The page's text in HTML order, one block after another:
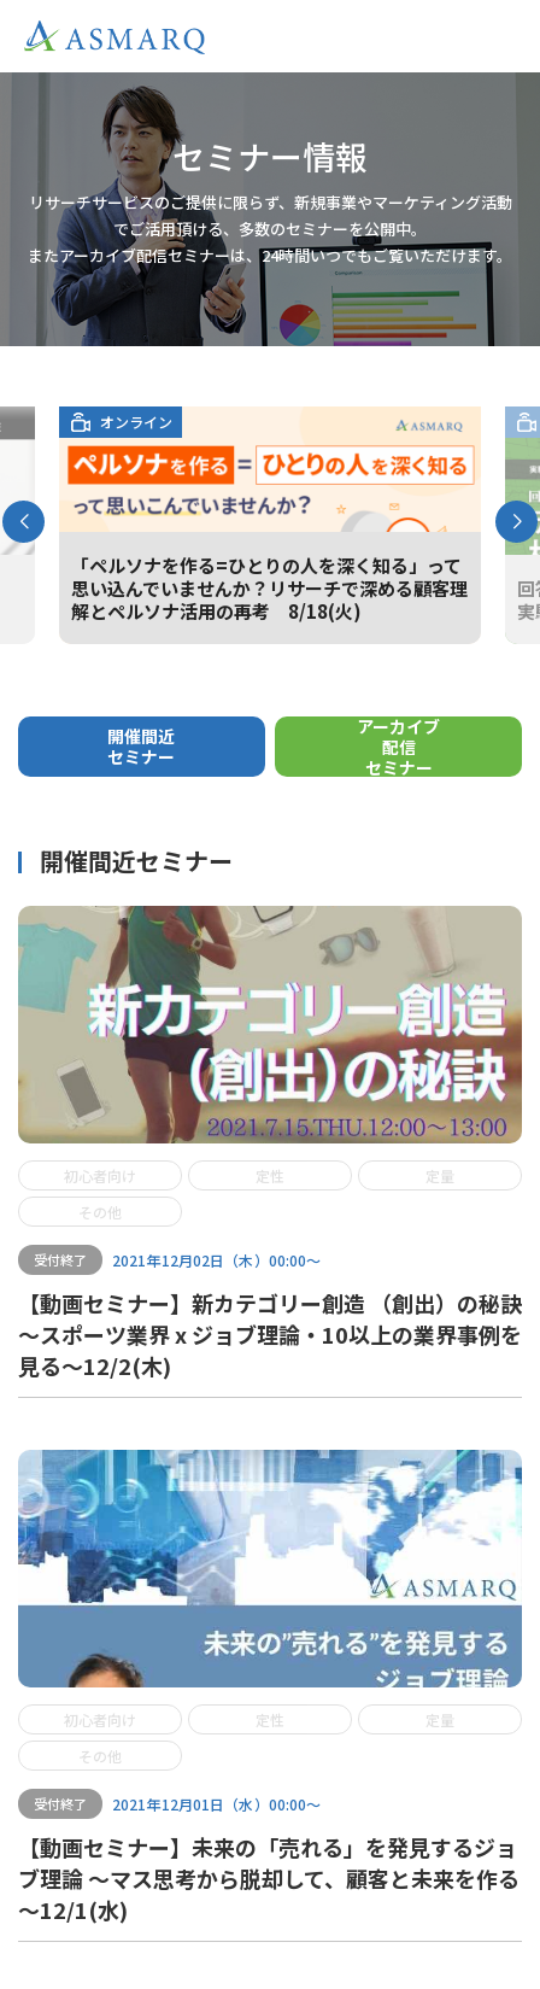
セミナー情報
リサーチサービスのご提供に限らず、新規事業やマーケティング活動
でご活用頂ける、多数のセミナーを公開中。
またアーカイブ配信セミナーは、24時間いつでもご覧いただけます。
「ペルソナを作る=ひとりの人を深く知る」って
思い込んでいませんか？リサーチで深める顧客理
解とペルソナ活用の再考 8/18(火)
オンライン
開催間近
セミナー
アーカイブ
配信
セミナー
開催間近セミナー
初心者向け 定性
定量
その他
受付終了 2021年12月02日（木）00:00〜
【動画セミナー】新カテゴリー創造 （創出）の秘訣
～スポーツ業界 x ジョブ理論・10以上の業界事例を
見る～12/2(木)
初心者向け 定性
定量
その他
受付終了 2021年12月01日（水）00:00〜
【動画セミナー】未来の「売れる」を発見するジョ
ブ理論 ～マス思考から脱却して、顧客と未来を作る
～12/1(水)